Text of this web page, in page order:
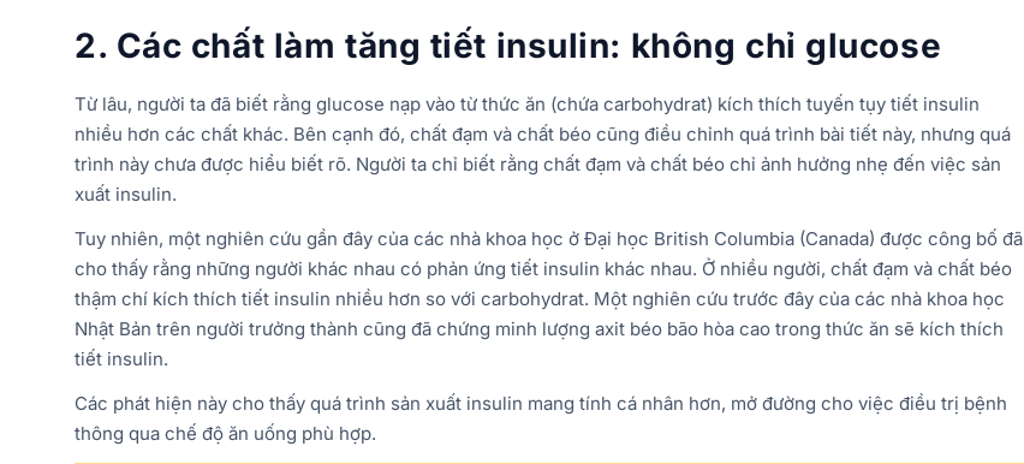
2. Các chất làm tăng tiết insulin: không chỉ glucose
Từ lâu, người ta đã biết rằng glucose nạp vào từ thức ăn (chứa carbohydrat) kích thích tuyến tụy tiết insulin
nhiều hơn các chất khác. Bên cạnh đó, chất đạm và chất béo cũng điều chỉnh quá trình bài tiết này, nhưng quá
trình này chưa được hiểu biết rõ. Người ta chỉ biết rằng chất đạm và chất béo chỉ ảnh hưởng nhẹ đến việc sản
xuất insulin.
Tuy nhiên, một nghiên cứu gần đây của các nhà khoa học ở Đại học British Columbia (Canada) được công bố đã
cho thấy rằng những người khác nhau có phản ứng tiết insulin khác nhau. Ở nhiều người, chất đạm và chất béo
thậm chí kích thích tiết insulin nhiều hơn so với carbohydrat. Một nghiên cứu trước đây của các nhà khoa học
Nhật Bản trên người trưởng thành cũng đã chứng minh lượng axit béo bão hòa cao trong thức ăn sẽ kích thích
tiết insulin.
Các phát hiện này cho thấy quá trình sản xuất insulin mang tính cá nhân hơn, mở đường cho việc điều trị bệnh
thông qua chế độ ăn uống phù hợp.